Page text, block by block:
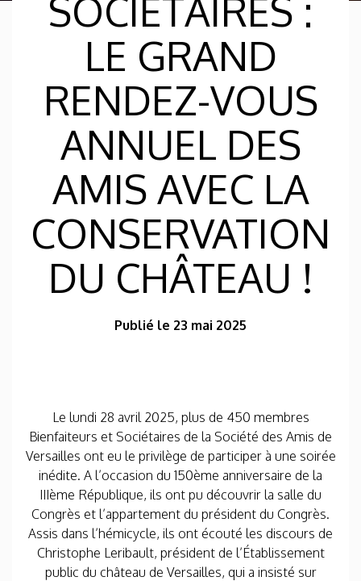
SOCIÉTAIRES :
LE GRAND
RENDEZ-VOUS
ANNUEL DES
AMIS AVEC LA
CONSERVATION
DU CHÂTEAU !
Publié le 23 mai 2025
Le lundi 28 avril 2025, plus de 450 membres
Bienfaiteurs et Sociétaires de la Société des Amis de
Versailles ont eu le privilège de participer à une soirée
inédite. A l’occasion du 150ème anniversaire de la
IIIème République, ils ont pu découvrir la salle du
Congrès et l’appartement du président du Congrès.
Assis dans l’hémicycle, ils ont écouté les discours de
Christophe Leribault, président de l’Établissement
public du château de Versailles, qui a insisté sur